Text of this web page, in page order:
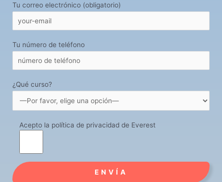
Tu correo electrónico (obligatorio)
Tu número de teléfono
¿Qué curso?
Acepto la política de privacidad de Everest